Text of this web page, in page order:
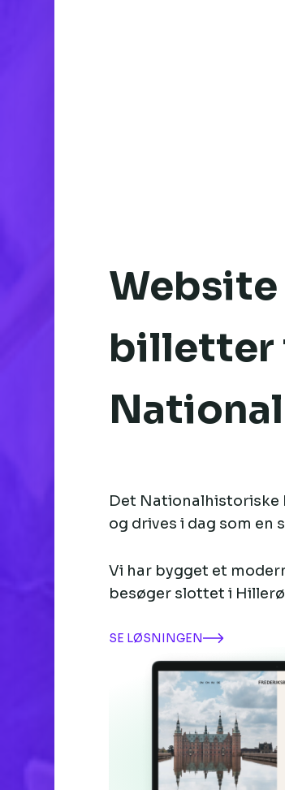
billetter
Det Nationalhistoriske
og drives i dag som
Vi har bygget et
besøger slottet i
SE LØSNINGEN